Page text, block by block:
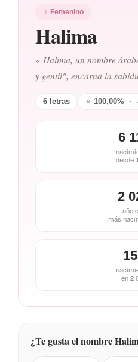
♀ Femenino
Halima
« Halima, un nombre
y gentil", encarna la
6 letras ♀ 100,00% ·
6
desde
2
año
más
en 2
¿Te gusta el nombre